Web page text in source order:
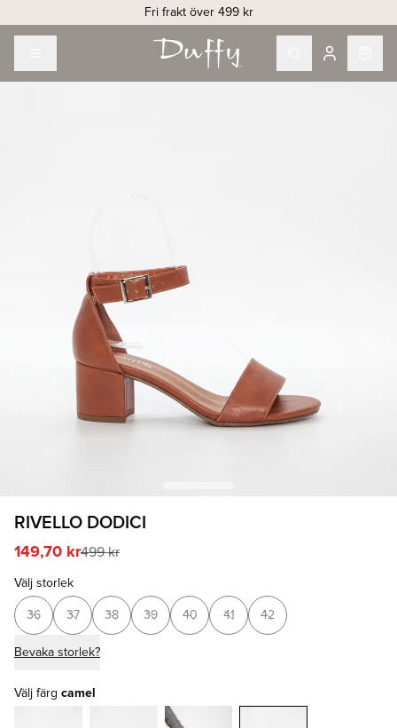
Fri frakt över 499 kr
RIVELLO DODICI
149,70 kr499 kr
Välj storlek
36 37 38 39 40 41 42
Bevaka storlek?
Välj färg camel